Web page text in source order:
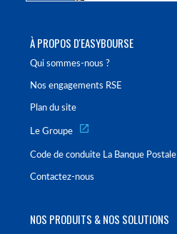
À PROPOS D'EASYBOURSE
Qui sommes-nous ?
Nos engagements RSE
Plan du site
Le Groupe
Code de conduite La Banque Postale
Contactez-nous
NOS PRODUITS & NOS SOLUTIONS